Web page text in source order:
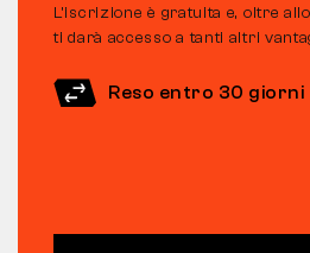
L’iscrizione è gratuita e, oltre
ti darà accesso a tanti altri
Reso entro 30 giorni